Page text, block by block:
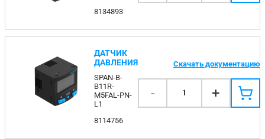
8134893
ДАТЧИК
ДАВЛЕНИЯ
SPAN-B-
B11R-
M5FAL-PN-
L1
8114756
Скачать документацию
- 1 +